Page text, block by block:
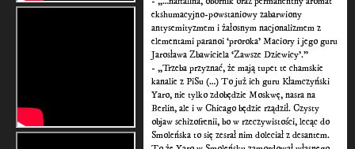
ekshumacyjno-powstaniowy zabarwiony
antysemityzmem i żałosnym nacjonalizmem z
elementami paranoi ‘proroka’ Maciory i jego guru
Jarosława Zbawiciela ‘Zawsze Dziewicy’.”
- „Trzeba przyznać, że mają tupet te chamskie
kanalie z PiSu (…) To już ich guru Kłamczyński
Yaro, nie tylko zdobędzie Moskwę, nasra na
Berlin, ale i w Chicago będzie rządził. Czysty
objaw schizofrenii, bo w rzeczywistości, lecąc do
Smoleńska to się zesrał nim doleciał z desantem.